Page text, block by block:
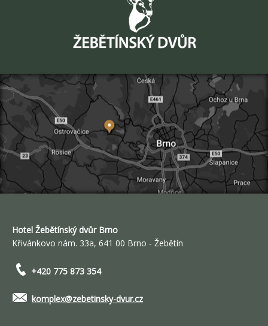
Hotel Žebětínský dvůr Brno
Křivánkovo nám. 33a, 641 00 Brno - Žebětín
+420 775 873 354
komplex@zebetinsky-dvur.cz